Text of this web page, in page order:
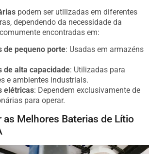
podem ser utilizadas em diferentes
dependendo da necessidade da
encontradas em:
de pequeno porte: Usadas em armazéns
de alta capacidade: Utilizadas para
e ambientes industriais.
elétricas: Dependem exclusivamente de
para operar.
as Melhores Baterias de Lítio